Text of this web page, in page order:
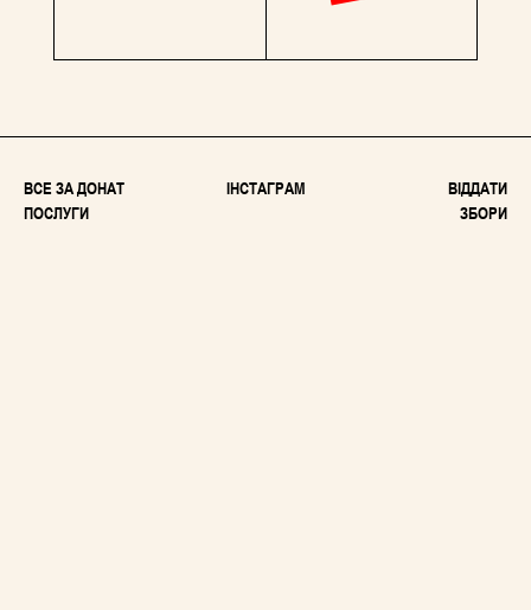
ВСЕ ЗА ДОНАТ ІНСТАГРАМ
ВІДДАТИ
ПОСЛУГИ
ЗБОРИ